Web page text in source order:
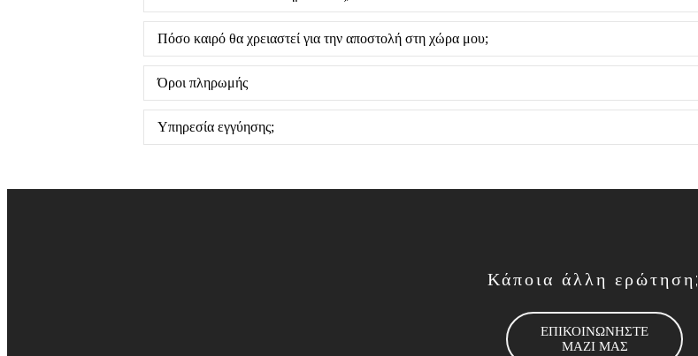
Πόσο καιρό θα χρειαστεί για την αποστολή στη χώρα μου;
Όροι πληρωμής
Υπηρεσία εγγύησης;
Κάποια άλλη ερώτηση;
ΕΠΙΚΟΙΝΩΝΗΣΤΕ
ΜΑΖΙ ΜΑΣ